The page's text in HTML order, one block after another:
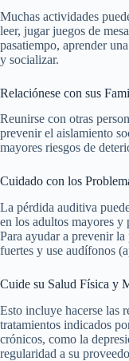
Muchas actividades
leer, jugar juegos de
pasatiempo, aprender
y socializar.
Relaciónese con sus
Reunirse con otras
prevenir el aislamiento
mayores riesgos de
Cuidado con los
La pérdida auditiva
en los adultos mayores
Para ayudar a prevenir
fuertes y use audífonos
Cuide su Salud Física y
Esto incluye hacerse las
tratamientos indicados
crónicos, como la
regularidad a su